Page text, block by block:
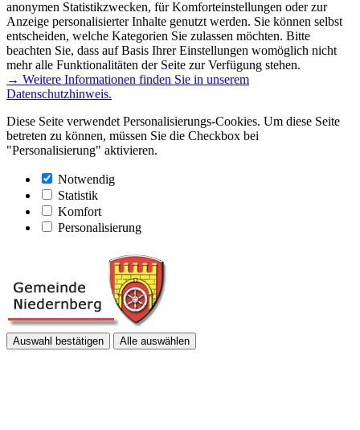
anonymen Statistikzwecken, für Komforteinstellungen oder zur
Anzeige personalisierter Inhalte genutzt werden. Sie können selbst
entscheiden, welche Kategorien Sie zulassen möchten. Bitte
beachten Sie, dass auf Basis Ihrer Einstellungen womöglich nicht
mehr alle Funktionalitäten der Seite zur Verfügung stehen.
→ Weitere Informationen finden Sie in unserem
Datenschutzhinweis.
Diese Seite verwendet Personalisierungs-Cookies. Um diese Seite
betreten zu können, müssen Sie die Checkbox bei
"Personalisierung" aktivieren.
Notwendig
Statistik
Komfort
Personalisierung
Auswahl bestätigen Alle auswählen